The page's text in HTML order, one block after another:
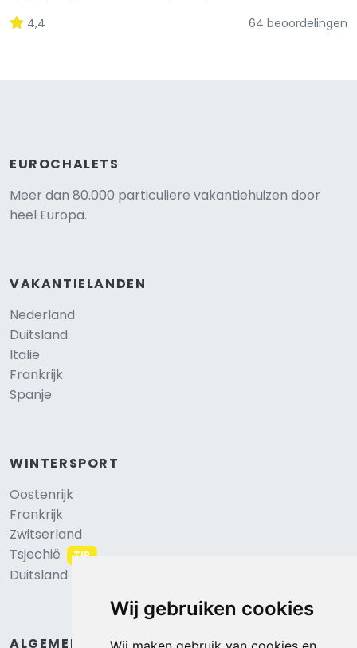
Wij gebruiken cookies
4,4 64 beoordelingen
EUROCHALETS
Meer dan 80.000 particuliere vakantiehuizen door
heel Europa.
VAKANTIELANDEN
Nederland
Duitsland
Italië
Frankrijk
Spanje
WINTERSPORT
Oostenrijk
Frankrijk
Zwitserland
Tsjechië
TIP
Duitsland
ALGEMEEN